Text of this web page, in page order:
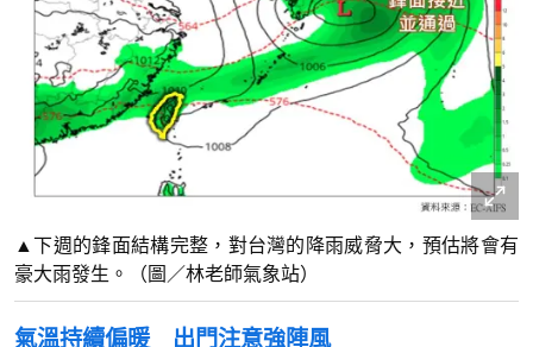
▲下週的鋒面結構完整，對台灣的降雨威脅大，預估將會有
豪大雨發生。（圖／林老師氣象站）
氣溫持續偏暖 出門注意強陣風